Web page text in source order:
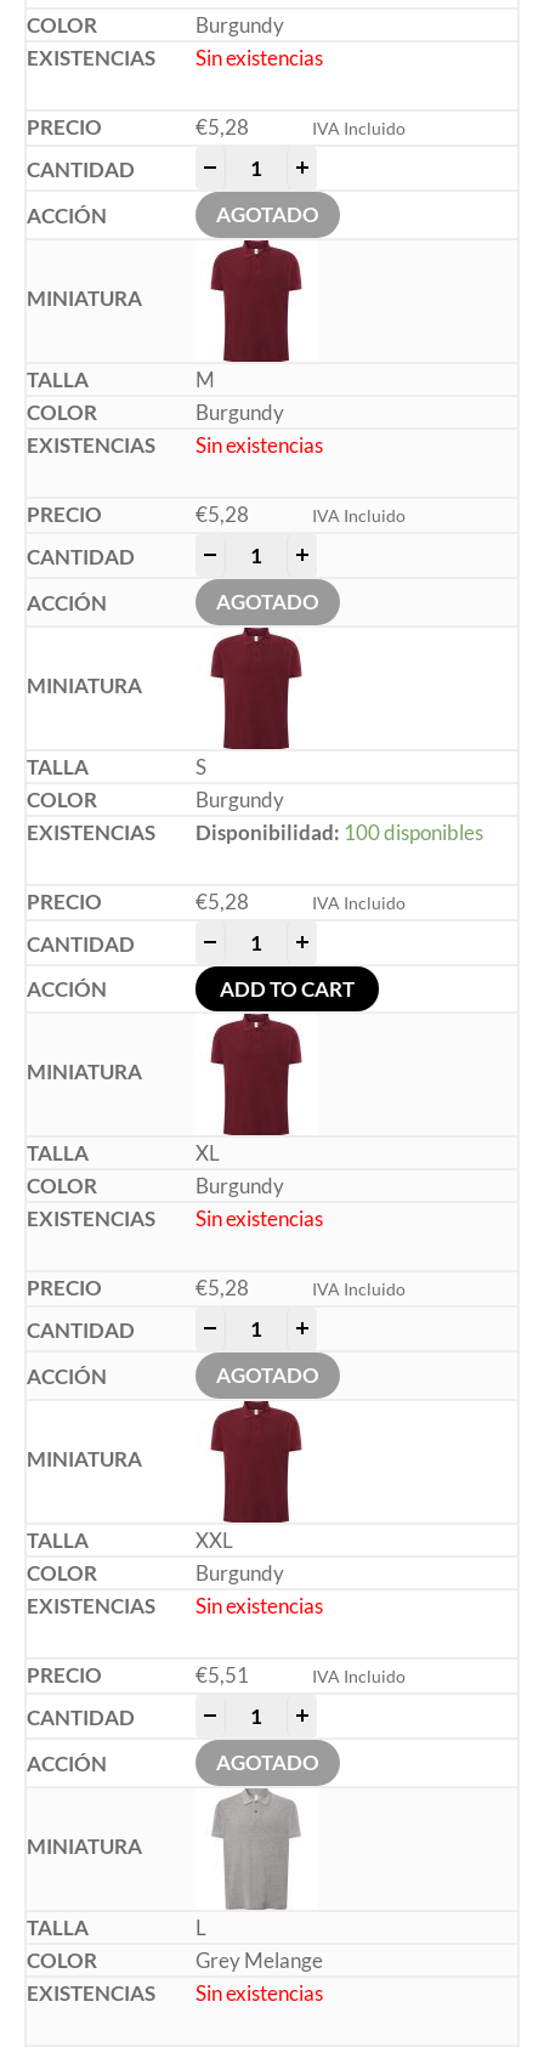
Burgundy
Sin existencias
€5,28 IVA Incluido
AGOTADO
M
Burgundy
Sin existencias
€5,28 IVA Incluido
AGOTADO
S
Burgundy
Disponibilidad: 100 disponibles
€5,28 IVA Incluido
ADD TO CART
XL
Burgundy
Sin existencias
€5,28 IVA Incluido
AGOTADO
XXL
Burgundy
Sin existencias
€5,51 IVA Incluido
AGOTADO
L
Grey Melange
Sin existencias